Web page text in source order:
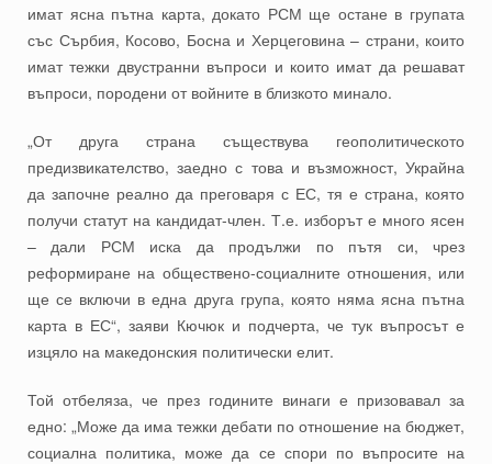
имат ясна пътна карта, докато РСМ ще остане в групата
със Сърбия, Косово, Босна и Херцеговина – страни, които
имат тежки двустранни въпроси и които имат да решават
въпроси, породени от войните в близкото минало.
„От друга страна съществува геополитическото
предизвикателство, заедно с това и възможност, Украйна
да започне реално да преговаря с ЕС, тя е страна, която
получи статут на кандидат-член. Т.е. изборът е много ясен
– дали РСМ иска да продължи по пътя си, чрез
реформиране на обществено-социалните отношения, или
ще се включи в една друга група, която няма ясна пътна
карта в ЕС“, заяви Кючюк и подчерта, че тук въпросът е
изцяло на македонския политически елит.
Той отбеляза, че през годините винаги е призовавал за
едно: „Може да има тежки дебати по отношение на бюджет,
социална политика, може да се спори по въпросите на